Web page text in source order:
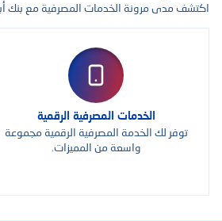
اكتشف مدى مرونة الخدمات المصرفية مع بنك
الخدمات المصرفية الرقمية
توفر لك الخدمة المصرفية الرقمية مجموعة
واسعة من المميزات.